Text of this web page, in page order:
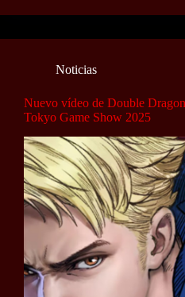
Noticias
Nuevo vídeo de Double
Tokyo Game Show 2025